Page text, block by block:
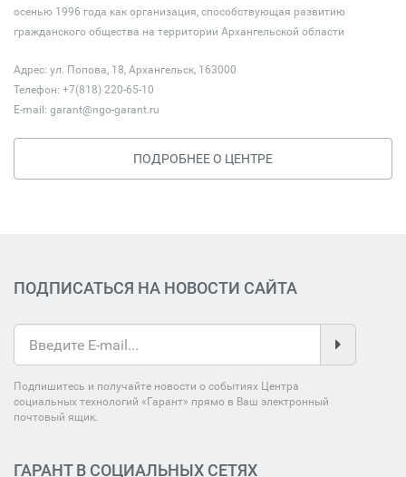
осенью 1996 года как организация, способствующая развитию
гражданского общества на территории Архангельской области
Адрес: ул. Попова, 18, Архангельск, 163000
Телефон: +7(818) 220-65-10
E-mail: garant@ngo-garant.ru
ПОДРОБНЕЕ О ЦЕНТРЕ
ПОДПИСАТЬСЯ НА НОВОСТИ САЙТА
Подпишитесь и получайте новости о событиях Центра
социальных технологий «Гарант» прямо в Ваш электронный
почтовый ящик.
ГАРАНТ В СОЦИАЛЬНЫХ СЕТЯХ